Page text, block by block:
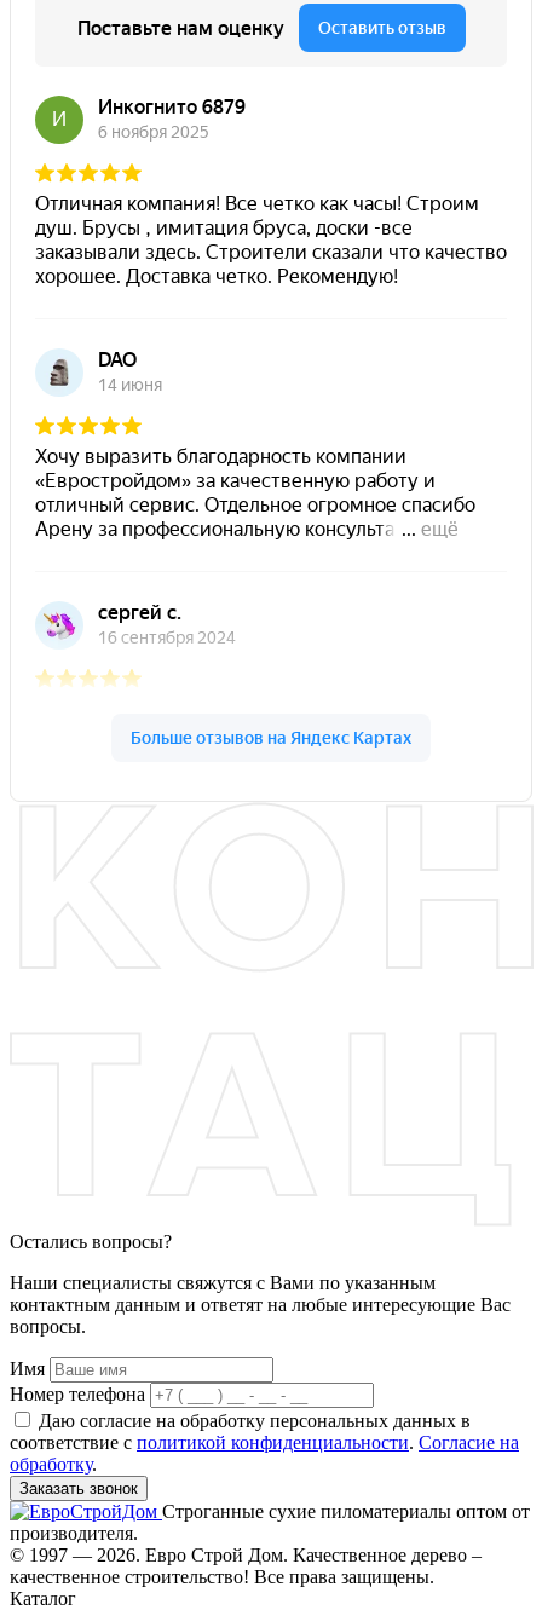
Остались вопросы?
Наши специалисты свяжутся с Вами по указанным
контактным данным и ответят на любые интересующие Вас
вопросы.
Имя
Номер телефона
Даю согласие на обработку персональных данных в
соответствие с политикой конфиденциальности. Согласие на
обработку.
Заказать звонок
Строганные сухие пиломатериалы оптом от
производителя.
© 1997 — 2026. Евро Строй Дом. Качественное дерево –
качественное строительство! Все права защищены.
Каталог